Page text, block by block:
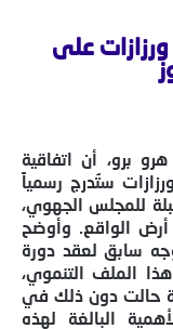
ورزازات على
برو، أن اتفاقية
ورزازات ستُدرج رسمياً
للمجلس الجهوي،
أرض الواقع. وأوضح
سابق لعقد دورة
الملف التنموي،
حالت دون ذلك في
البالغة لهذه